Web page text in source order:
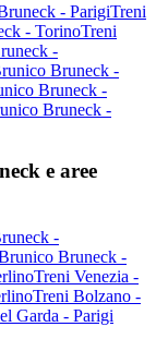
- ParigiTreni
- TorinoTreni
-
Bruneck -
Bruneck -
Bruneck -
e aree
-
Bruneck -
Treni Venezia -
Treni Bolzano -
Garda - Parigi